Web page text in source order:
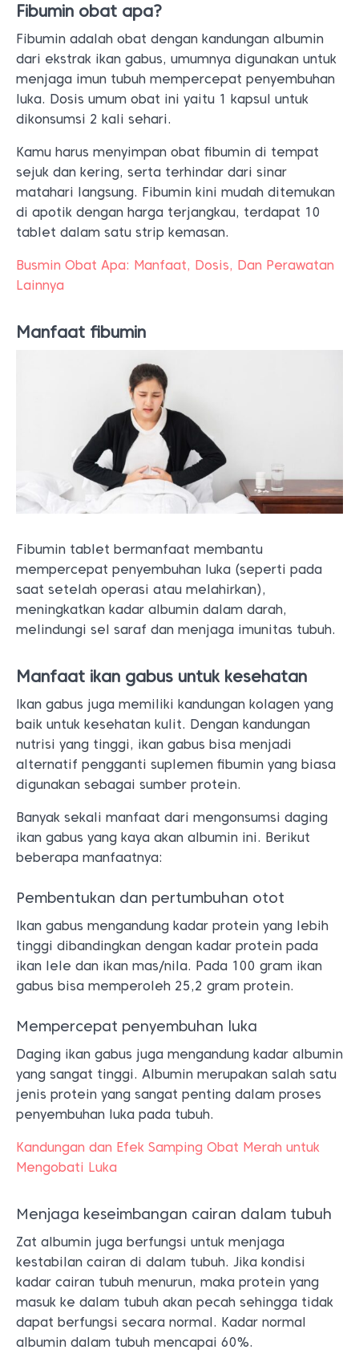
Fibumin obat apa?
Fibumin adalah obat dengan kandungan albumin
dari ekstrak ikan gabus, umumnya digunakan untuk
menjaga imun tubuh mempercepat penyembuhan
luka. Dosis umum obat ini yaitu 1 kapsul untuk
dikonsumsi 2 kali sehari.
Kamu harus menyimpan obat fibumin di tempat
sejuk dan kering, serta terhindar dari sinar
matahari langsung. Fibumin kini mudah ditemukan
di apotik dengan harga terjangkau, terdapat 10
tablet dalam satu strip kemasan.
Busmin Obat Apa: Manfaat, Dosis, Dan Perawatan
Lainnya
Manfaat fibumin
Fibumin tablet bermanfaat membantu
mempercepat penyembuhan luka (seperti pada
saat setelah operasi atau melahirkan),
meningkatkan kadar albumin dalam darah,
melindungi sel saraf dan menjaga imunitas tubuh.
Manfaat ikan gabus untuk kesehatan
Ikan gabus juga memiliki kandungan kolagen yang
baik untuk kesehatan kulit. Dengan kandungan
nutrisi yang tinggi, ikan gabus bisa menjadi
alternatif pengganti suplemen fibumin yang biasa
digunakan sebagai sumber protein.
Banyak sekali manfaat dari mengonsumsi daging
ikan gabus yang kaya akan albumin ini. Berikut
beberapa manfaatnya:
Pembentukan dan pertumbuhan otot
Ikan gabus mengandung kadar protein yang lebih
tinggi dibandingkan dengan kadar protein pada
ikan lele dan ikan mas/nila. Pada 100 gram ikan
gabus bisa memperoleh 25,2 gram protein.
Mempercepat penyembuhan luka
Daging ikan gabus juga mengandung kadar albumin
yang sangat tinggi. Albumin merupakan salah satu
jenis protein yang sangat penting dalam proses
penyembuhan luka pada tubuh.
Kandungan dan Efek Samping Obat Merah untuk
Mengobati Luka
Menjaga keseimbangan cairan dalam tubuh
Zat albumin juga berfungsi untuk menjaga
kestabilan cairan di dalam tubuh. Jika kondisi
kadar cairan tubuh menurun, maka protein yang
masuk ke dalam tubuh akan pecah sehingga tidak
dapat berfungsi secara normal. Kadar normal
albumin dalam tubuh mencapai 60%.